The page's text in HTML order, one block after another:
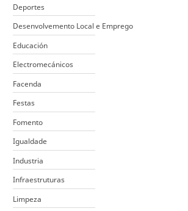
Deportes
Desenvolvemento Local e Emprego
Educación
Electromecánicos
Facenda
Festas
Fomento
Igualdade
Industria
Infraestruturas
Limpeza